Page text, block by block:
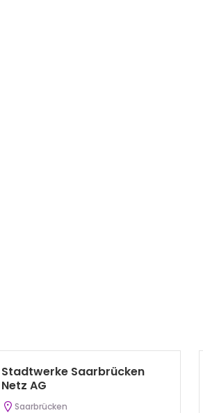
Stadtwerke Saarbrücken
Netz AG
Saarbrücken